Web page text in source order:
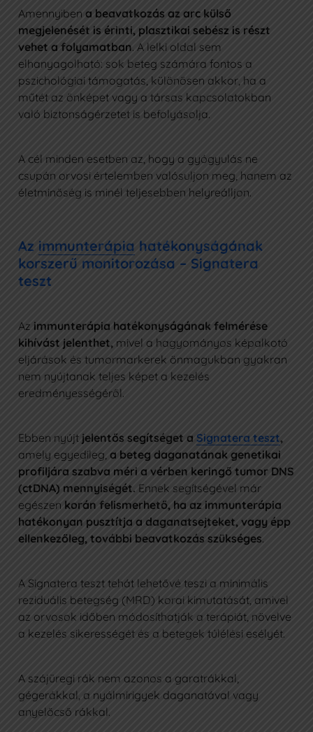
Amennyiben a beavatkozás az arc külső
megjelenését is érinti, plasztikai sebész is részt
vehet a folyamatban. A lelki oldal sem
elhanyagolható: sok beteg számára fontos a
pszichológiai támogatás, különösen akkor, ha a
műtét az önképet vagy a társas kapcsolatokban
való biztonságérzetet is befolyásolja.
A cél minden esetben az, hogy a gyógyulás ne
csupán orvosi értelemben valósuljon meg, hanem az
életminőség is minél teljesebben helyreálljon.
Az immunterápia hatékonyságának
korszerű monitorozása – Signatera
teszt
Az immunterápia hatékonyságának felmérése
kihívást jelenthet, mivel a hagyományos képalkotó
eljárások és tumormarkerek önmagukban gyakran
nem nyújtanak teljes képet a kezelés
eredményességéről.
Ebben nyújt jelentős segítséget a Signatera teszt,
amely egyedileg, a beteg daganatának genetikai
profiljára szabva méri a vérben keringő tumor DNS
(ctDNA) mennyiségét. Ennek segítségével már
egészen korán felismerhető, ha az immunterápia
hatékonyan pusztítja a daganatsejteket, vagy épp
ellenkezőleg, további beavatkozás szükséges.
A Signatera teszt tehát lehetővé teszi a minimális
reziduális betegség (MRD) korai kimutatását, amivel
az orvosok időben módosíthatják a terápiát, növelve
a kezelés sikerességét és a betegek túlélési esélyét.
A szájüregi rák nem azonos a garatrákkal,
gégerákkal, a nyálmirigyek daganatával vagy
anyelőcső rákkal.